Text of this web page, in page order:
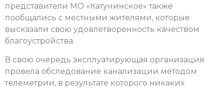
представители МО «Катунинское» также
пообщались с местными жителями, которые
высказали свою удовлетворенность качеством
благоустройства.
В свою очередь эксплуатирующая организация
провела обследование канализации методом
телеметрии, в результате которого никаких